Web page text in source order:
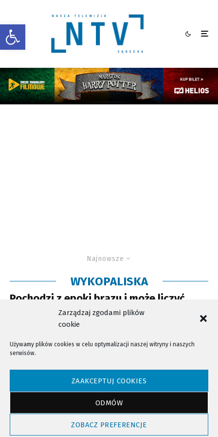
Otwórz pasek narzędzi
Zarządzaj zgodami plików
cookie
Używamy plików cookies w celu optymalizacji naszej witryny i naszych
serwisów.
ZAAKCEPTUJ COOKIES
ODMÓW
ZOBACZ PREFERENCJE
Najnowsze
WYKOPALISKA
Pochodzi z epoki brązu i może liczyć
nawet 3 tysiące lat
NTV - Nasza Telewizja Sądecka © 2023 Wszystkie prawa zastrzeżone!
Powrót do góry